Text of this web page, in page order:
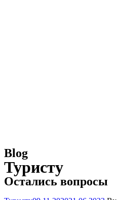
Blog
Туристу
Остались вопросы